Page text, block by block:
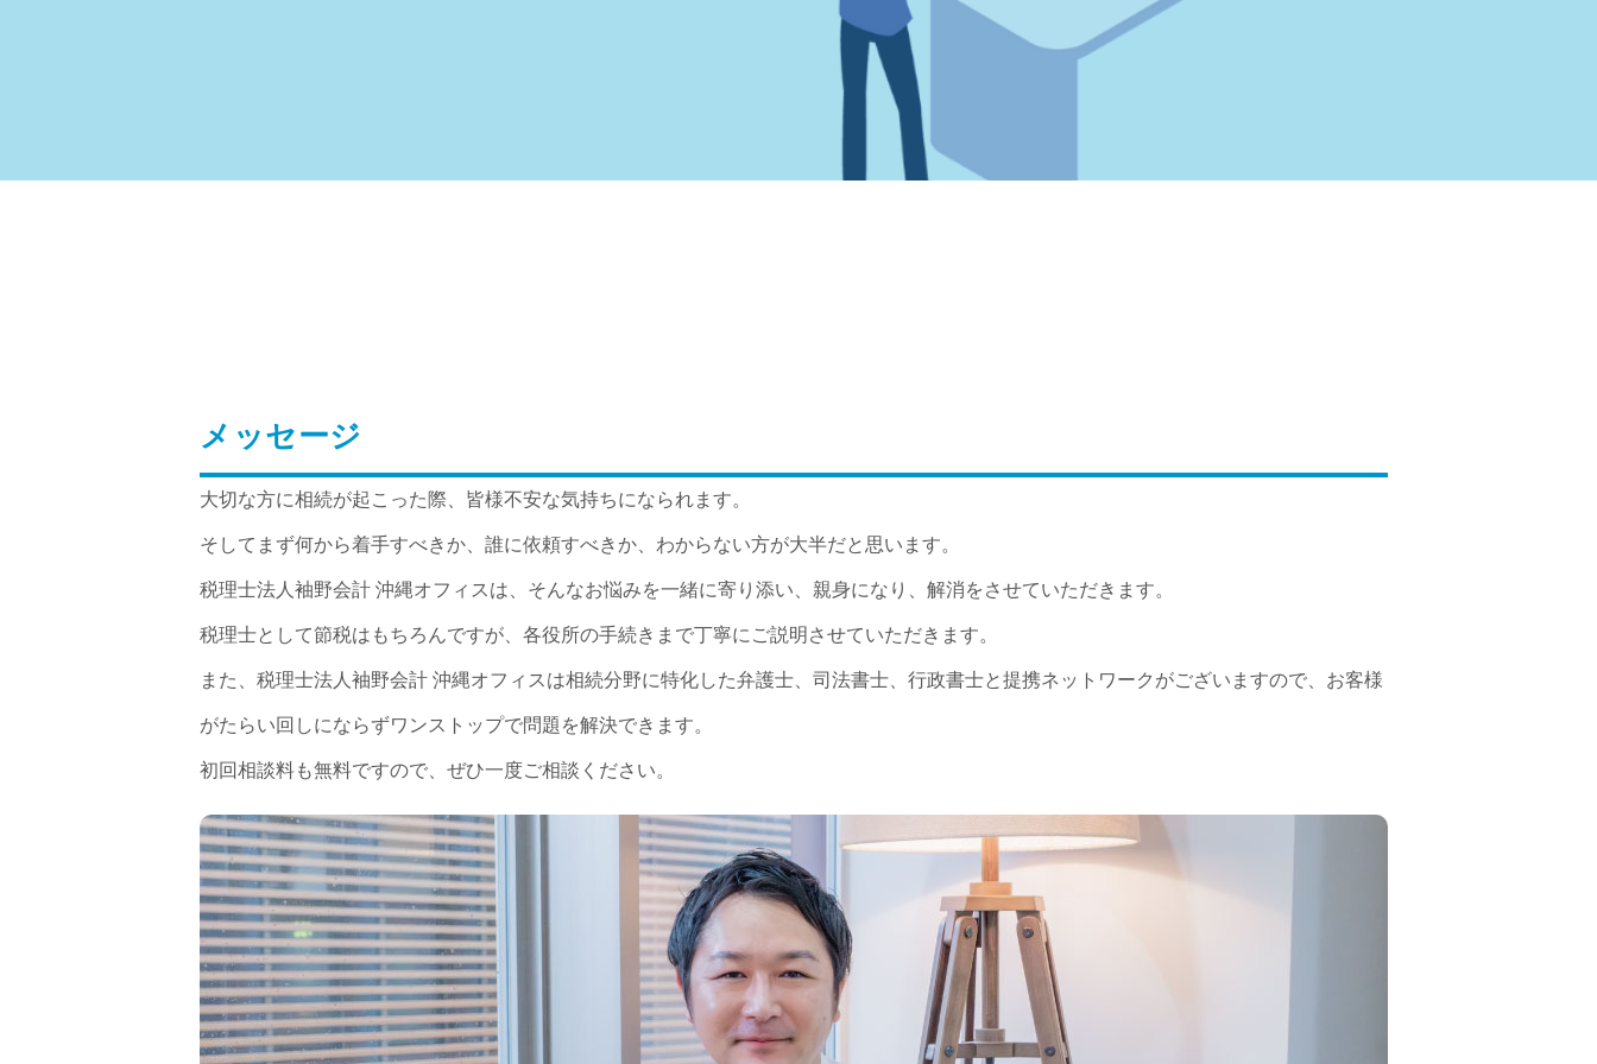
メッセージ
大切な方に相続が起こった際、皆様不安な気持ちになられます。
そしてまず何から着手すべきか、誰に依頼すべきか、わからない方が大半だと思います。
税理士法人袖野会計 沖縄オフィスは、そんなお悩みを一緒に寄り添い、親身になり、解消をさせていただきます。
税理士として節税はもちろんですが、各役所の手続きまで丁寧にご説明させていただきます。
また、税理士法人袖野会計 沖縄オフィスは相続分野に特化した弁護士、司法書士、行政書士と提携ネットワークがございますので、お客様
がたらい回しにならずワンストップで問題を解決できます。
初回相談料も無料ですので、ぜひ一度ご相談ください。